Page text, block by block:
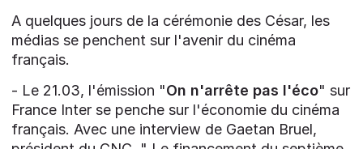
A quelques jours de la cérémonie des César, les
médias se penchent sur l'avenir du cinéma
français.
- Le 21.03, l'émission "On n'arrête pas l'éco" sur
France Inter se penche sur l'économie du cinéma
français. Avec une interview de Gaetan Bruel,